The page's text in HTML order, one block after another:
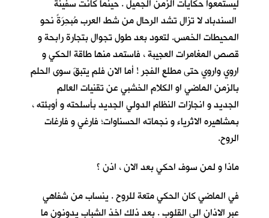
ليستمعوا حكايات الزمن الجميل . حينما كانت سفينة
السندباد لا تزال تشد الرحال من شط العرب مُبحِرَةً نحو
المحيطات الخمس. لتعود بعد طول تجوال بتجارة رابحة و
قصص المغامرات العجيبة ، فاستمد منها طاقة الحكي و
اروي واروي حتى مطلع الفجر ! أما الان فلم يتبقَ سوى الحلم
بالزمن الماضي او الكلام الخشبي عن تقنيات العالم
الجديد و انجازات النظام الدولي الجديد بأسلحته و أوبئته ،
بمشاهيره الاثرياء و نجماته الحسناوات؛ فارغي و فارغات
الروح.
ماذا و لمن سوف احكي بعد الان ، اذن ؟
في الماضي كان الحكي متعة للروح . ينساب من شفاهي
عبر الاذان الى القلوب . بعد ذلك اخذ الشباب يدونون ما